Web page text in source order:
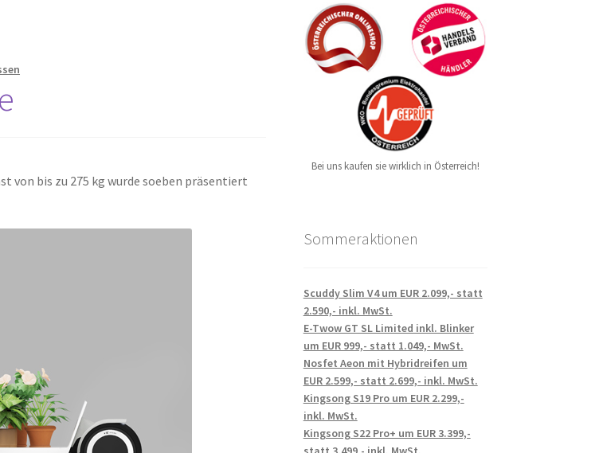
von bis zu 275 kg wurde soeben präsentiert
Bei uns kaufen sie wirklich in Österreich!
Sommeraktionen
Scuddy Slim V4 um EUR 2.099,- statt
2.590,- inkl. MwSt.
E-Twow GT SL Limited inkl. Blinker
um EUR 999,- statt 1.049,- MwSt.
Nosfet Aeon mit Hybridreifen um
EUR 2.599,- statt 2.699,- inkl. MwSt.
Kingsong S19 Pro um EUR 2.299,-
inkl. MwSt.
Kingsong S22 Pro+ um EUR 3.399,-